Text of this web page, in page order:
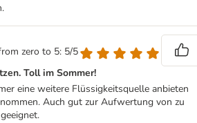
zero to 5: 5/5
Toll im Sommer!
eine weitere Flüssigkeitsquelle anbieten
Auch gut zur Aufwertung von zu